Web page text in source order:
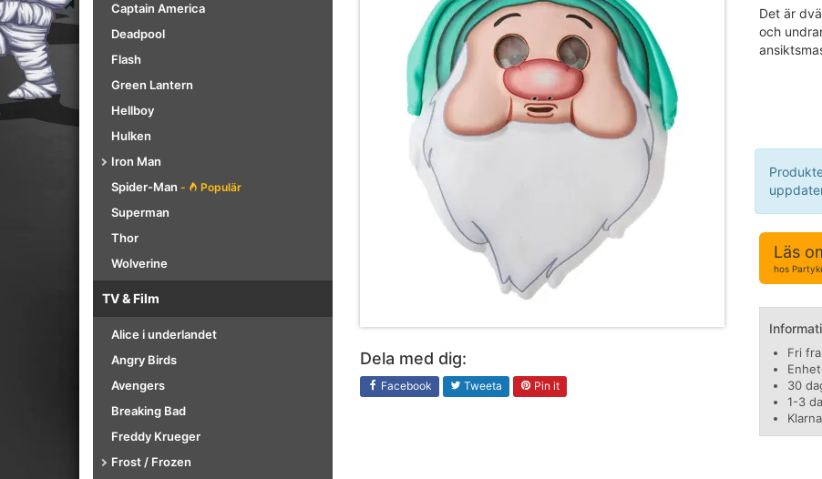
Captain America
Deadpool
Flash
Green Lantern
Hellboy
Hulken
Iron Man
Spider-Man - Populär
Superman
Thor
Wolverine
TV & Film
Alice i underlandet
Angry Birds
Avengers
Breaking Bad
Freddy Krueger
Frost / Frozen
Dela med dig:
Facebook Tweeta Pin it
Det är
och
Läs
hos
Fri
30
1-3
Klarna